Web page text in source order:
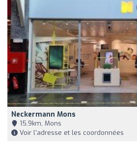
Neckermann Mons
15,9km, Mons
Voir l'adresse et les coordonnées